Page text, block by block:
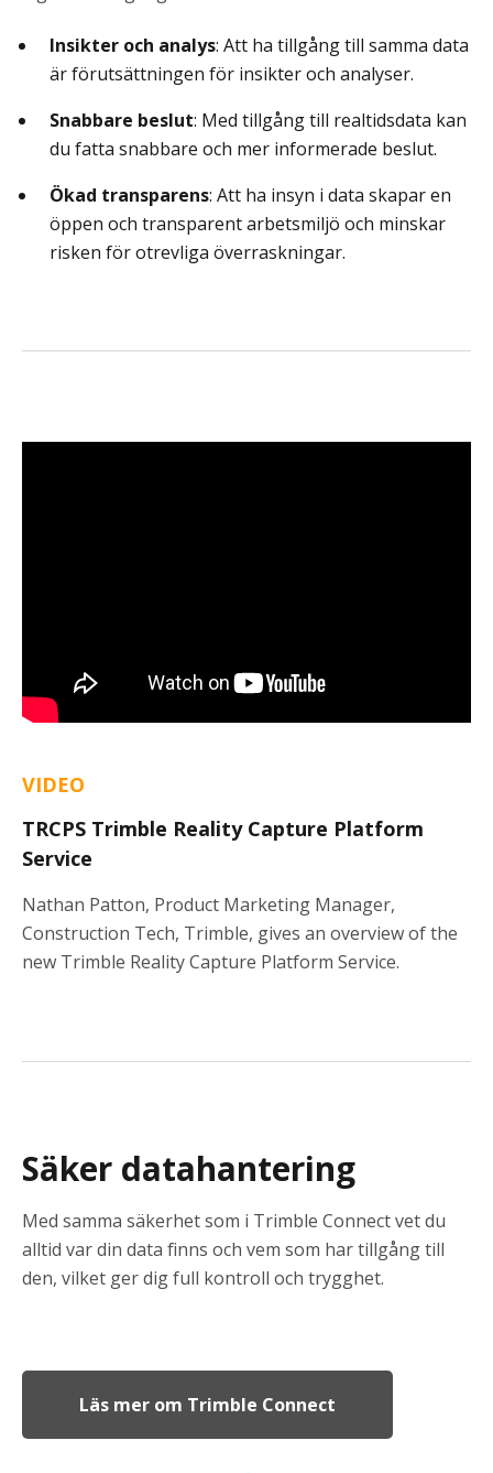
Insikter och analys: Att ha tillgång till samma data
är förutsättningen för insikter och analyser.
Snabbare beslut: Med tillgång till realtidsdata kan
du fatta snabbare och mer informerade beslut.
Ökad transparens: Att ha insyn i data skapar en
öppen och transparent arbetsmiljö och minskar
risken för otrevliga överraskningar.
VIDEO
TRCPS Trimble Reality Capture Platform
Service
Nathan Patton, Product Marketing Manager,
Construction Tech, Trimble, gives an overview of the
new Trimble Reality Capture Platform Service.
Säker datahantering
Med samma säkerhet som i Trimble Connect vet du
alltid var din data finns och vem som har tillgång till
den, vilket ger dig full kontroll och trygghet.
Läs mer om Trimble Connect